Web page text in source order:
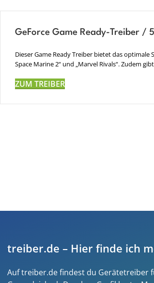
GeForce Game Ready-Treiber /
Dieser Game Ready Treiber bietet das optimale
Space Marine 2“ und „Marvel Rivals“. Zudem
ZUM TREIBER
treiber.de – Hier finde ich
Auf treiber.de findest du Gerätetreiber